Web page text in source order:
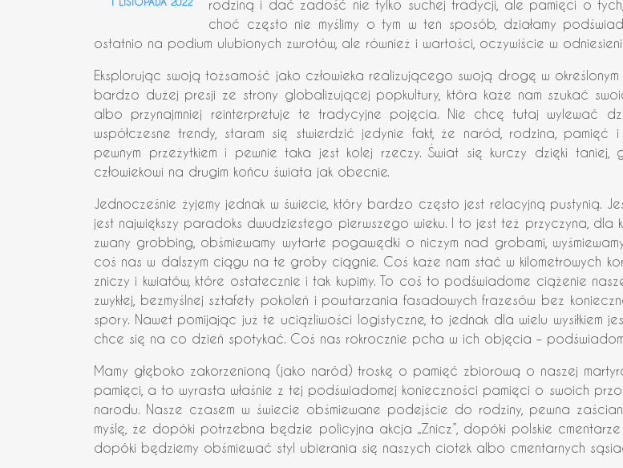
rodziną i dać zadość nie tylko suchej tradycji, ale pamięci o
choć często nie myślimy o tym w ten sposób, działamy
ostatnio na podium ulubionych zwrotów, ale również i wartości, oczywiście w
Eksplorując swoją tożsamość jako człowieka realizującego swoją drogę w
bardzo dużej presji ze strony globalizującej popkultury, która każe nam szukać
albo przynajmniej reinterpretuje te tradycyjne pojęcia. Nie chcę tutaj wylewać
współczesne trendy, staram się stwierdzić jedynie fakt, że naród, rodzina,
pewnym przeżytkiem i pewnie taka jest kolej rzeczy. Świat się kurczy dzięki taniej,
człowiekowi na drugim końcu świata jak obecnie.
Jednocześnie żyjemy jednak w świecie, który bardzo często jest relacyjną pustynią.
jest największy paradoks dwudziestego pierwszego wieku. I to jest też przyczyna,
zwany grobbing, obśmiewamy wytarte pogawędki o niczym nad grobami,
coś nas w dalszym ciągu na te groby ciągnie. Coś każe nam stać w kilometrowych
zniczy i kwiatów, które ostatecznie i tak kupimy. To coś to podświadome ciążenie
zwykłej, bezmyślnej sztafety pokoleń i powtarzania fasadowych frazesów bez
spory. Nawet pomijając już te uciążliwości logistyczne, to jednak dla wielu wysiłkiem
chce się na co dzień spotykać. Coś nas rokrocznie pcha w ich objęcia –
Mamy głęboko zakorzenioną (jako naród) troskę o pamięć zbiorową o naszej
pamięci, a to wyrasta właśnie z tej podświadomej konieczności pamięci o swoich
narodu. Nasze czasem w świecie obśmiewane podejście do rodziny, pewna
myślę, że dopóki potrzebna będzie policyjna akcja „Znicz”, dopóki polskie
dopóki będziemy obśmiewać styl ubierania się naszych ciotek albo cmentarnych